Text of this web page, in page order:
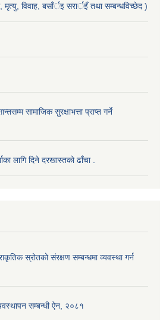
विवाह, बसाँर्इ सरार्इँ तथा सम्बन्धविच्छेद )
सामाजिक सुरक्षाभत्ता प्राप्त गर्ने
लागि दिने दरखास्तको ढाँचा .
स्रोतको संरक्षण सम्बन्धमा व्यवस्था गर्न
सम्बन्धी ऐन, २०८१